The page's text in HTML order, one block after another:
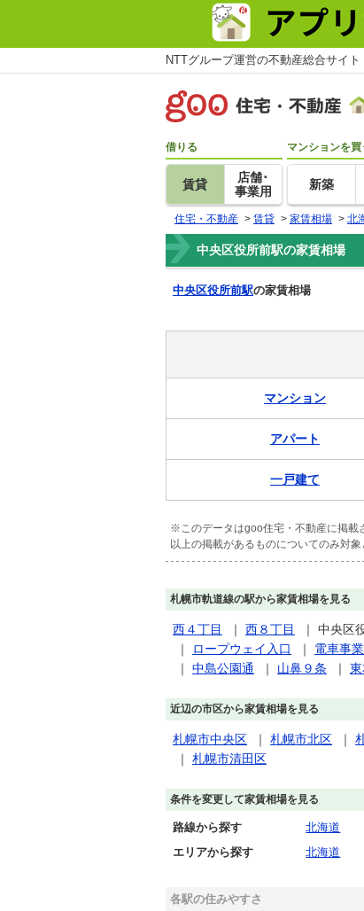
NTTグループ運営の不動産総合サイ
借りる
賃貸
店舗･
事業用
マンションを買
新築
住宅・不動産 > 賃貸 > 家賃相場 > 北
中央区役所前駅の家賃相場
中央区役所前駅の家賃相場
マンション
アパート
一戸建て
※このデータはgoo住宅・不動産に掲載
以上の掲載があるものについてのみ対象
札幌市軌道線の駅から家賃相場を見る
西４丁目 ｜ 西８丁目 ｜ 中央区
｜
ロープウェイ入口 ｜ 電車事
｜ 中島公園通 ｜ 山鼻９条 ｜
近辺の市区から家賃相場を見る
札幌市中央区 ｜ 札幌市北区 ｜
｜ 札幌市清田区
条件を変更して家賃相場を見る
路線から探す
北海道
エリアから探す
北海道
各駅の住みやすさ